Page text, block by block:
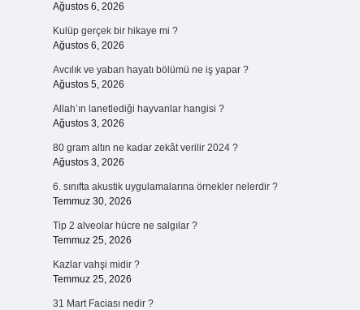
Ağustos 6, 2026
Kulüp gerçek bir hikaye mi ?
Ağustos 6, 2026
Avcılık ve yaban hayatı bölümü ne iş yapar ?
Ağustos 5, 2026
Allah’ın lanetlediği hayvanlar hangisi ?
Ağustos 3, 2026
80 gram altın ne kadar zekât verilir 2024 ?
Ağustos 3, 2026
6. sınıfta akustik uygulamalarına örnekler nelerdir ?
Temmuz 30, 2026
Tip 2 alveolar hücre ne salgılar ?
Temmuz 25, 2026
Kazlar vahşi midir ?
Temmuz 25, 2026
31 Mart Faciası nedir ?